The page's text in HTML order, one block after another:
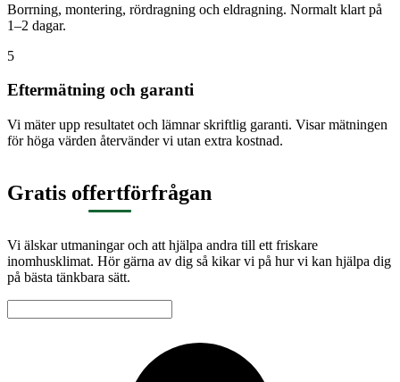
Borrning, montering, rördragning och eldragning. Normalt klart på
1–2 dagar.
5
Eftermätning och garanti
Vi mäter upp resultatet och lämnar skriftlig garanti. Visar mätningen
för höga värden återvänder vi utan extra kostnad.
Gratis offertförfrågan
Vi älskar utmaningar och att hjälpa andra till ett friskare
inomhusklimat. Hör gärna av dig så kikar vi på hur vi kan hjälpa dig
på bästa tänkbara sätt.